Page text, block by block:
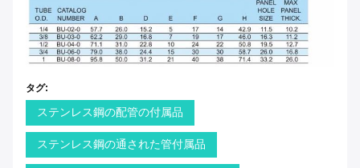
タグ:
ステンレス鋼の配管の付属品
ステンレス鋼の通された管付属品